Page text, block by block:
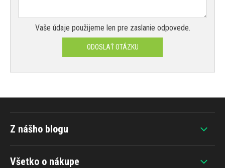
Vaše údaje použijeme len pre zaslanie odpovede.
ODOSLAŤ OTÁZKU
Všetko o nákupe
Z nášho blogu